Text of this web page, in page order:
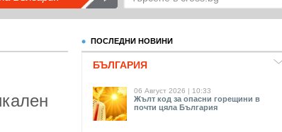
ПОСЛЕДНИ НОВИНИ
БЪЛГАРИЯ
06 Август 2026 | 10:33
Жълт код за опасни горещини в
почти цяла България